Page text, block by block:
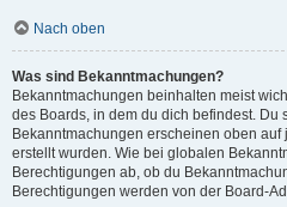
Nach oben
Was sind Bekanntmachungen?
Bekanntmachungen beinhalten meist
des Boards, in dem du dich befindest. Du
Bekanntmachungen erscheinen oben
erstellt wurden. Wie bei globalen
Berechtigungen ab, ob du
Berechtigungen werden von der Board-